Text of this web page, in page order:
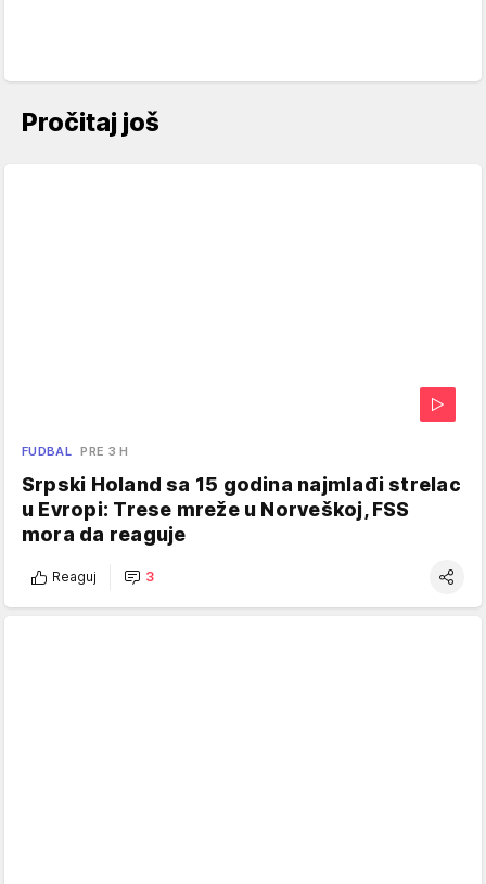
Pročitaj još
FUDBAL PRE 3 H
Srpski Holand sa 15 godina najmlađi strelac
u Evropi: Trese mreže u Norveškoj, FSS
mora da reaguje
Reaguj 3